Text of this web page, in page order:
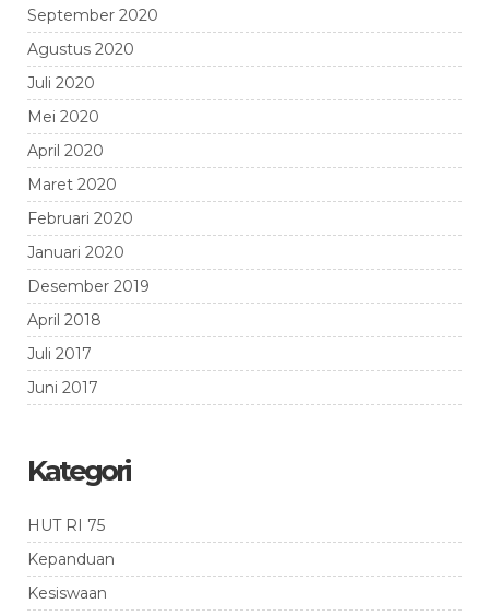
September 2020
Agustus 2020
Juli 2020
Mei 2020
April 2020
Maret 2020
Februari 2020
Januari 2020
Desember 2019
April 2018
Juli 2017
Juni 2017
Kategori
HUT RI 75
Kepanduan
Kesiswaan